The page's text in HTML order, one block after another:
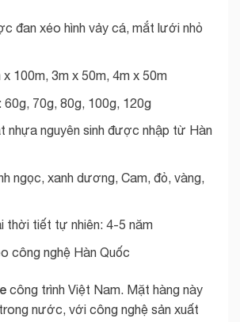
đan xéo hình vảy cá, mắt lưới nhỏ
100m, 3m x 50m, 4m x 50m
60g, 70g, 80g, 100g, 120g
nhựa nguyên sinh được nhập từ Hàn
ngọc, xanh dương, Cam, đỏ, vàng,
thời tiết tự nhiên: 4-5 năm
công nghệ Hàn Quốc
công trình Việt Nam. Mặt hàng này
nước, với công nghệ sản xuất